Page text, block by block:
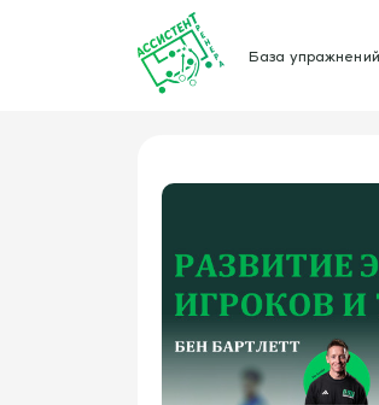
База упражнений